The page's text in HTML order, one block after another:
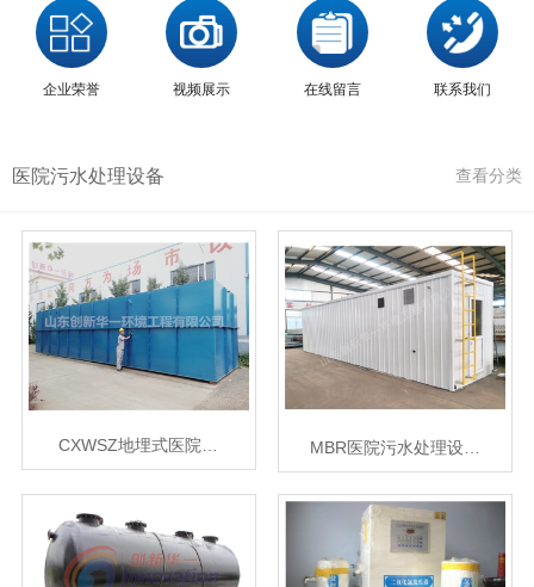
企业荣誉 视频展示 在线留言 联系我们
医院污水处理设备 查看分类
CXWSZ地埋式医院… MBR医院污水处理设…